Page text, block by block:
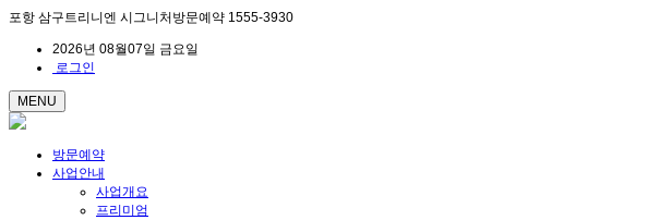
포항 삼구트리니엔 시그니처방문예약 1555-3930
2026년 08월07일 금요일
로그인
MENU
방문예약
사업안내
사업개요
프리미엄